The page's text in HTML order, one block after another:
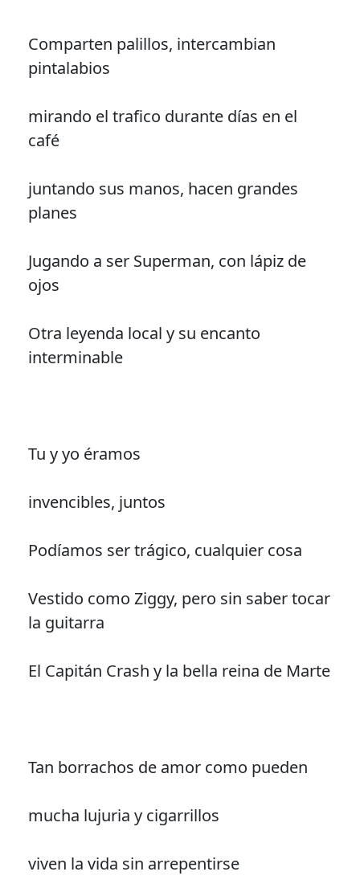
Comparten palillos, intercambian
pintalabios
mirando el trafico durante días en el
café
juntando sus manos, hacen grandes
planes
Jugando a ser Superman, con lápiz de
ojos
Otra leyenda local y su encanto
interminable
Tu y yo éramos
invencibles, juntos
Podíamos ser trágico, cualquier cosa
Vestido como Ziggy, pero sin saber tocar
la guitarra
El Capitán Crash y la bella reina de Marte
Tan borrachos de amor como pueden
mucha lujuria y cigarrillos
viven la vida sin arrepentirse